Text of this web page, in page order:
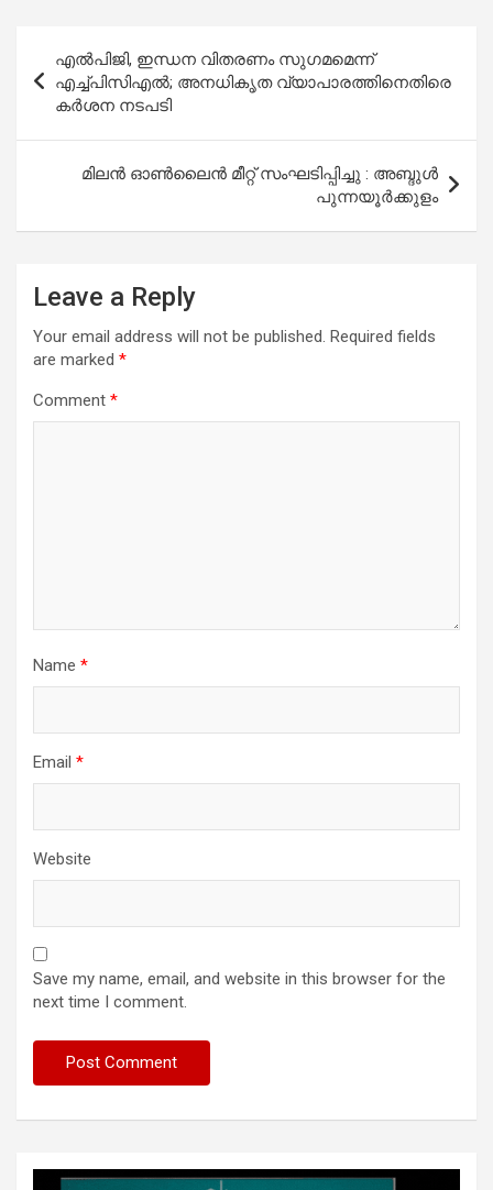
navigation
എൽപിജി, ഇന്ധന വിതരണം സുഗമമെന്ന്
എച്ച്പിസിഎൽ; അനധികൃത വ്യാപാരത്തിനെതിരെ
കർശന നടപടി
മിലൻ ഓൺലൈൻ മീറ്റ് സംഘടിപ്പിച്ചു : അബ്ദുൾ
പുന്നയൂർക്കുളം
Leave a Reply
Your email address will not be published. Required fields
are marked *
Comment *
Name *
Email *
Website
Save my name, email, and website in this browser for the
next time I comment.